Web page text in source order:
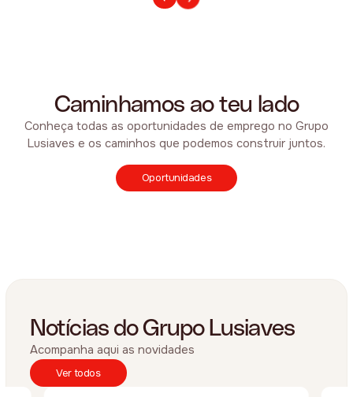
Caminhamos ao teu lado
Conheça todas as oportunidades de emprego no Grupo
Lusiaves e os caminhos que podemos construir juntos.
Oportunidades
Notícias do Grupo Lusiaves
Acompanha aqui as novidades
Ver todos